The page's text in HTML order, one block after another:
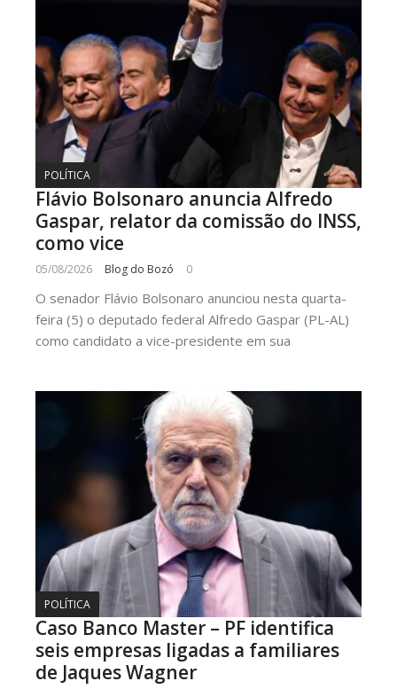
POLÍTICA
Flávio Bolsonaro anuncia Alfredo
Gaspar, relator da comissão do INSS,
como vice
05/08/2026 Blog do Bozó 0
O senador Flávio Bolsonaro anunciou nesta quarta-
feira (5) o deputado federal Alfredo Gaspar (PL-AL)
como candidato a vice-presidente em sua
POLÍTICA
Caso Banco Master – PF identifica
seis empresas ligadas a familiares
de Jaques Wagner